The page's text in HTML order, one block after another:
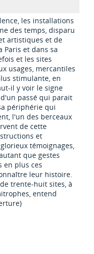
les installations
des temps, disparu
artistiques et de
Paris et dans sa
et les sites
usages, mercantiles
stimulante, en
il y voir le signe
passé qui parait
périphérie qui
l'un des berceaux
de cette
et
témoignages,
que gestes
en plus ces
leur histoire.
trente-huit sites, à
entend